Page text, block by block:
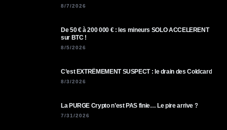
8/7/2026
De 50 € à 200 000 € : les mineurs SOLO ACCELERENT
sur BTC !
8/5/2026
C’est EXTRÊMEMENT SUSPECT : le drain des Coldcard
8/3/2026
La PURGE Crypto n’est PAS finie… Le pire arrive ?
7/31/2026